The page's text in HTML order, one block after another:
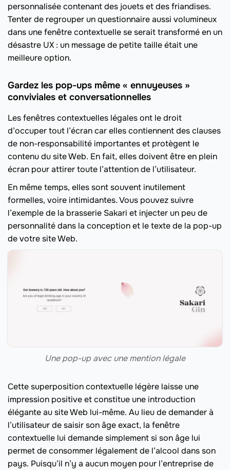
personnalisée contenant des jouets et des friandises.
Tenter de regrouper un questionnaire aussi volumineux
dans une fenêtre contextuelle se serait transformé en un
désastre UX : un message de petite taille était une
meilleure option.
Gardez les pop-ups même « ennuyeuses »
conviviales et conversationnelles
Les fenêtres contextuelles légales ont le droit
d’occuper tout l’écran car elles contiennent des clauses
de non-responsabilité importantes et protègent le
contenu du site Web. En fait, elles doivent être en plein
écran pour attirer toute l’attention de l’utilisateur.
En même temps, elles sont souvent inutilement
formelles, voire intimidantes. Vous pouvez suivre
l’exemple de la brasserie Sakari et injecter un peu de
personnalité dans la conception et le texte de la pop-up
de votre site Web.
Une pop-up avec une mention légale
Cette superposition contextuelle légère laisse une
impression positive et constitue une introduction
élégante au site Web lui-même. Au lieu de demander à
l’utilisateur de saisir son âge exact, la fenêtre
contextuelle lui demande simplement si son âge lui
permet de consommer légalement de l’alcool dans son
pays. Puisqu’il n’y a aucun moyen pour l’entreprise de